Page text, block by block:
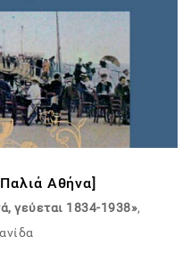
Αθήνα]
γεύεται 1834-1938»,